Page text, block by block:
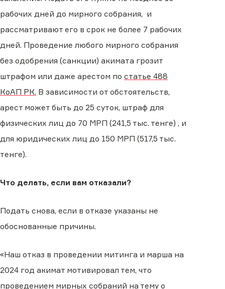
рабочих дней до мирного собрания, и
рассматривают его в срок не более 7 рабочих
дней. Проведение любого мирного собрания
без одобрения (санкции) акимата грозит
штрафом или даже арестом по статье 488
КоАП РК. В зависимости от обстоятельств,
арест может быть до 25 суток, штраф для
физических лиц до 70 МРП (241,5 тыс. тенге) , и
для юридических лиц до 150 МРП (517,5 тыс.
тенге).
Что делать, если вам отказали?
Подать снова, если в отказе указаны не
обоснованные причины.
«Наш отказ в проведении митинга и марша на
2024 год акимат мотивировал тем, что
проведением мирных собраний на тему о